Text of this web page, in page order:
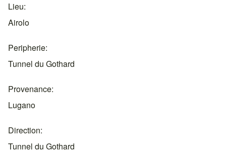
Lieu
Airolo
Peripherie
Tunnel du Gothard
Provenance
Lugano
Direction
Tunnel du Gothard